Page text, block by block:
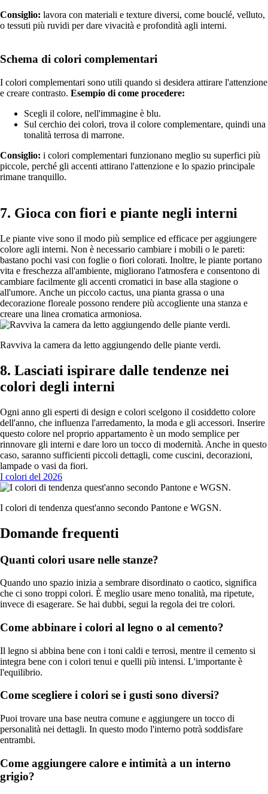
Consiglio: lavora con materiali e texture diversi, come bouclé, velluto,
o tessuti più ruvidi per dare vivacità e profondità agli interni.
Schema di colori complementari
I colori complementari sono utili quando si desidera attirare l'attenzione
e creare contrasto. Esempio di come procedere:
Scegli il colore, nell'immagine è blu.
Sul cerchio dei colori, trova il colore complementare, quindi una
tonalità terrosa di marrone.
Consiglio: i colori complementari funzionano meglio su superfici più
piccole, perché gli accenti attirano l'attenzione e lo spazio principale
rimane tranquillo.
7. Gioca con fiori e piante negli interni
Le piante vive sono il modo più semplice ed efficace per aggiungere
colore agli interni. Non è necessario cambiare i mobili o le pareti:
bastano pochi vasi con foglie o fiori colorati. Inoltre, le piante portano
vita e freschezza all'ambiente, migliorano l'atmosfera e consentono di
cambiare facilmente gli accenti cromatici in base alla stagione o
all'umore. Anche un piccolo cactus, una pianta grassa o una
decorazione floreale possono rendere più accogliente una stanza e
creare una linea cromatica armoniosa.
Ravviva la camera da letto aggiungendo delle piante verdi.
8. Lasciati ispirare dalle tendenze nei
colori degli interni
Ogni anno gli esperti di design e colori scelgono il cosiddetto colore
dell'anno, che influenza l'arredamento, la moda e gli accessori. Inserire
questo colore nel proprio appartamento è un modo semplice per
rinnovare gli interni e dare loro un tocco di modernità. Anche in questo
caso, saranno sufficienti piccoli dettagli, come cuscini, decorazioni,
lampade o vasi da fiori.
I colori del 2026
I colori di tendenza quest'anno secondo Pantone e WGSN.
Domande frequenti
Quanti colori usare nelle stanze?
Quando uno spazio inizia a sembrare disordinato o caotico, significa
che ci sono troppi colori. È meglio usare meno tonalità, ma ripetute,
invece di esagerare. Se hai dubbi, segui la regola dei tre colori.
Come abbinare i colori al legno o al cemento?
Il legno si abbina bene con i toni caldi e terrosi, mentre il cemento si
integra bene con i colori tenui e quelli più intensi. L'importante è
l'equilibrio.
Come scegliere i colori se i gusti sono diversi?
Puoi trovare una base neutra comune e aggiungere un tocco di
personalità nei dettagli. In questo modo l'interno potrà soddisfare
entrambi.
Come aggiungere calore e intimità a un interno
grigio?